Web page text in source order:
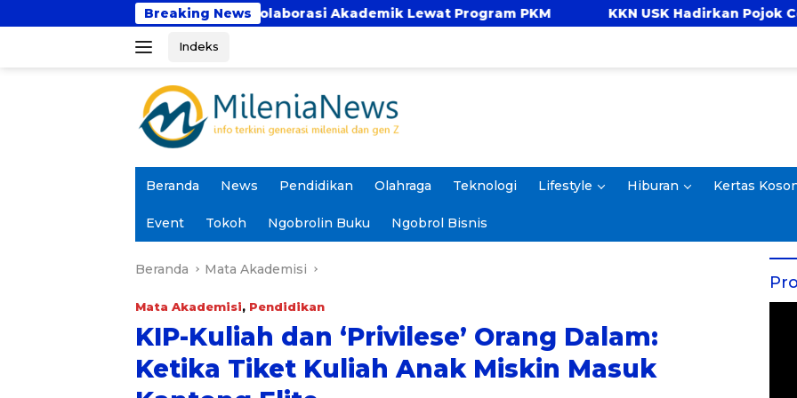
ke
Breaking News
Perkuat Kolaborasi Akademik Lewat Program PKM KKN USK Hadirkan Pojok Celengan, Ajarkan
Indeks
Beranda News Pendidikan Olahraga Teknologi Lifestyle Hiburan Kertas
Event Tokoh Ngobrolin Buku Ngobrol Bisnis
Beranda Mata Akademisi
Mata Akademisi, Pendidikan
KIP-Kuliah dan ‘Privilese’ Orang Dalam:
Ketika Tiket Kuliah Anak Miskin Masuk